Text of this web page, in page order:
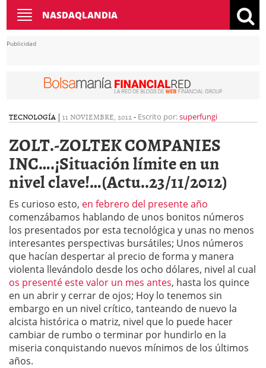
Toggle
navigation
NASDAQLANDIA
Publicidad
TECNOLOGÍA | 11 NOVIEMBRE, 2012- Escrito por:superfungi
ZOLT.-ZOLTEK COMPANIES
INC….¡Situación límite en un
nivel clave!…(Actu..23/11/2012)
Es curioso esto, en febrero del presente año
comenzábamos hablando de unos bonitos números
los presentados por esta tecnológica y unas no menos
interesantes perspectivas bursátiles; Unos números
que hacían despertar al precio de forma y manera
violenta llevándolo desde los ocho dólares, nivel al cual
os presenté este valor un mes antes, hasta los quince
en un abrir y cerrar de ojos; Hoy lo tenemos sin
embargo en un nivel crítico, tanteando de nuevo la
alcista histórica o matriz, nivel que lo puede hacer
cambiar de rumbo o terminar por hundirlo en la
miseria conquistando nuevos mínimos de los últimos
años.